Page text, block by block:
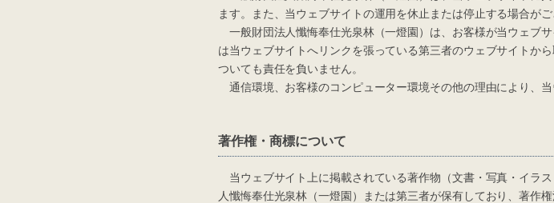
ます。また、当ウェブサイトの運用を休止または停止する場合がご
一般財団法人懺悔奉仕光泉林（一燈園）は、お客様が当ウェブ
は当ウェブサイトへリンクを張っている第三者のウェブサイトか
ついても責任を負いません。
通信環境、お客様のコンピューター環境その他の理由により、
著作権・商標について
当ウェブサイト上に掲載されている著作物（文書・写真・イラ
人懺悔奉仕光泉林（一燈園）または第三者が保有しており、著作